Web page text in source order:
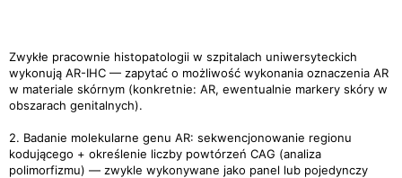
Zwykłe pracownie histopatologii w szpitalach uniwersyteckich
wykonują AR-IHC — zapytać o możliwość wykonania oznaczenia AR
w materiale skórnym (konkretnie: AR, ewentualnie markery skóry w
obszarach genitalnych).
2. Badanie molekularne genu AR: sekwencjonowanie regionu
kodującego + określenie liczby powtórzeń CAG (analiza
polimorfizmu) — zwykle wykonywane jako panel lub pojedynczy